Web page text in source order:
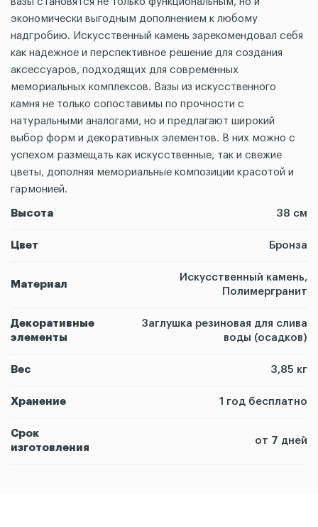
экономически выгодным дополнением к любому
надгробию. Искусственный камень зарекомендовал себя
как надежное и перспективное решение для создания
аксессуаров, подходящих для современных
мемориальных комплексов. Вазы из искусственного
камня не только сопоставимы по прочности с
натуральными аналогами, но и предлагают широкий
выбор форм и декоративных элементов. В них можно с
успехом размещать как искусственные, так и свежие
цветы, дополняя мемориальные композиции красотой и
гармонией.
Высота 38 см
Цвет Бронза
Материал
Искусственный камень,
Полимергранит
Декоративные
элементы
Заглушка резиновая для слива
воды (осадков)
Вес 3,85 кг
Хранение 1 год бесплатно
Срок
изготовления
от 7 дней